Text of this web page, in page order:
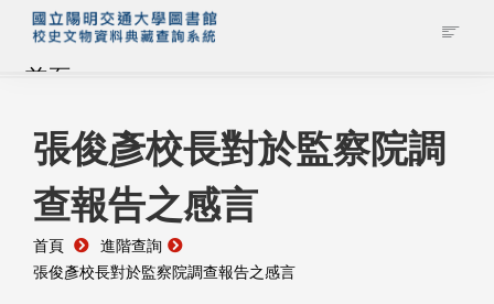
首頁
藏品查詢
校史館簡介
藏品清單全覽
張俊彥校長對於監察院調
查報告之感言
首頁
進階查詢
張俊彥校長對於監察院調查報告之感言